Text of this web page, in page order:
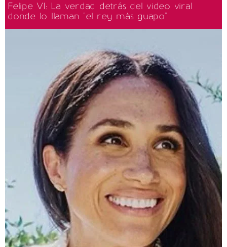
Felipe VI: La verdad detrás del video viral
donde lo llaman "el rey más guapo"